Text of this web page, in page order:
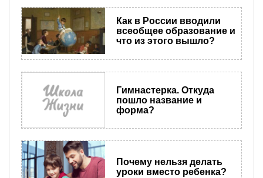
Как в России вводили
всеобщее образование и
что из этого вышло?
Гимнастерка. Откуда
пошло название и
форма?
Почему нельзя делать
уроки вместо ребенка?